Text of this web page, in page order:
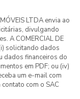
LTDA envia ao
divulgando
A COMERCIAL DE
solicitando dados
dados financeiros do
em PDF; ou (iv)
um e-mail com
com o SAC